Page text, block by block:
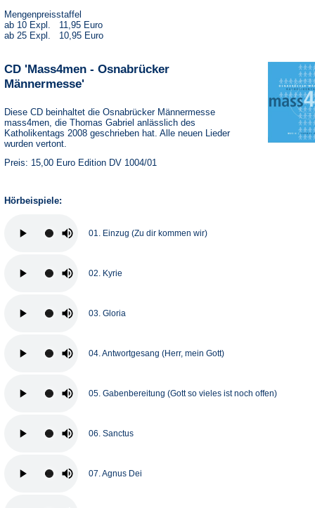
Mengenpreisstaffel
ab 10 Expl. 11,95 Euro
ab 25 Expl. 10,95 Euro
CD 'Mass4men - Osnabrücker
Männermesse'
Diese CD beinhaltet die Osnabrücker Männermesse
mass4men, die Thomas Gabriel anlässlich des
Katholikentags 2008 geschrieben hat. Alle neuen Lieder
wurden vertont.
Preis: 15,00 Euro Edition DV 1004/01
Hörbeispiele:
01. Einzug (Zu dir kommen wir)
02. Kyrie
03. Gloria
04. Antwortgesang (Herr, mein Gott)
05. Gabenbereitung (Gott so vieles ist noch offen)
06. Sanctus
07. Agnus Dei